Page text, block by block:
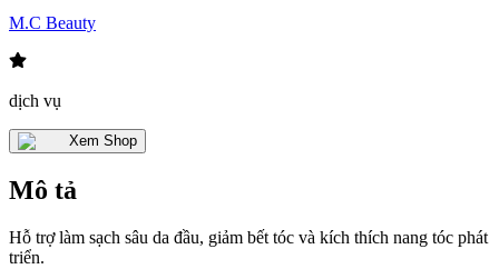
M.C Beauty
dịch vụ
Xem Shop
Mô tả
Hỗ trợ làm sạch sâu da đầu, giảm bết tóc và kích thích nang tóc phát
triển.